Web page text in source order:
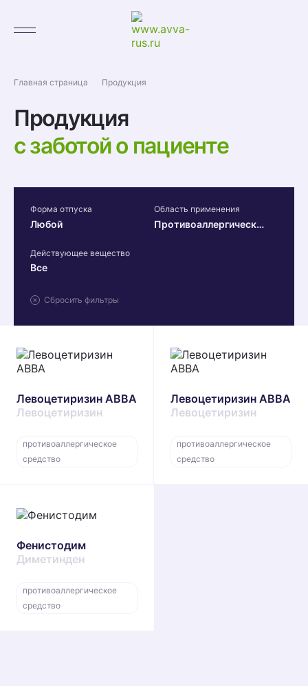
Главная страница Продукция
Продукция
с заботой о пациенте
Форма отпуска
Любой
Область применения
Противоаллергическое средство
Действующее вещество
Все
Сбросить фильтры
Левоцетиризин АВВА
Левоцетиризин
противоаллергическое
средство
Левоцетиризин АВВА
Левоцетиризин
противоаллергическое
средство
Фенистодим
Диметинден
противоаллергическое
средство